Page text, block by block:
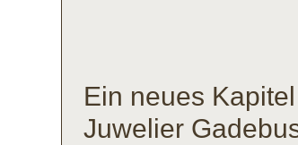
Ein neues
Juwelier